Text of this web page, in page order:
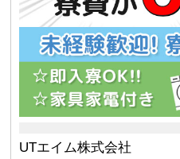
UTエイム株式会社